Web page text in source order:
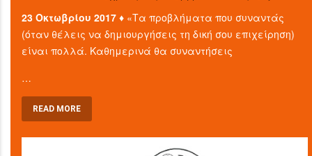
23 Οκτωβρίου 2017 ♦ «Τα προβλήματα που συναντάς
(όταν θέλεις να δημιουργήσεις τη δική σου επιχείρηση)
είναι πολλά. Καθημερινά θα συναντήσεις
…
READ MORE